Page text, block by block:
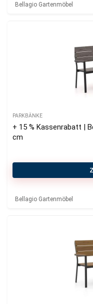
Bellagio Gartenmöbel
PARKBÄNKE
+ 15 % Kassenrabatt |
cm
Bellagio Gartenmöbel